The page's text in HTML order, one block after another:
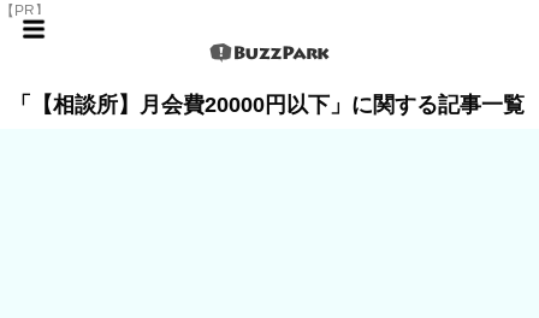
【PR】
「【相談所】月会費20000円以下」に関する記事一覧